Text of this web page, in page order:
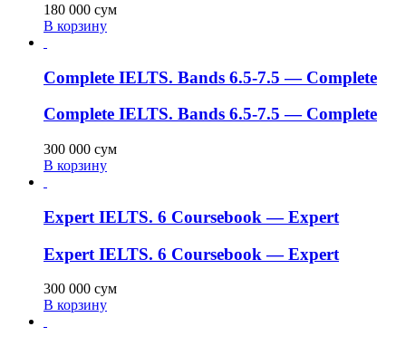
180 000 сум
В корзину
Complete IELTS. Bands 6.5-7.5 — Complete
Complete IELTS. Bands 6.5-7.5 — Complete
300 000 сум
В корзину
Expert IELTS. 6 Coursebook — Expert
Expert IELTS. 6 Coursebook — Expert
300 000 сум
В корзину